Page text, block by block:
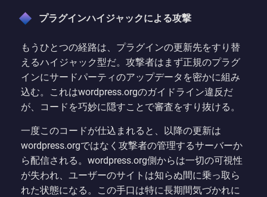
プラグインハイジャックによる攻撃
もうひとつの経路は、プラグインの更新先をすり替
えるハイジャック型だ。攻撃者はまず正規のプラグ
インにサードパーティのアップデータを密かに組み
込む。これはwordpress.orgのガイドライン違反だ
が、コードを巧妙に隠すことで審査をすり抜ける。
一度このコードが仕込まれると、以降の更新は
wordpress.orgではなく攻撃者の管理するサーバーか
ら配信される。wordpress.org側からは一切の可視性
が失われ、ユーザーのサイトは知らぬ間に乗っ取ら
れた状態になる。この手口は特に長期間気づかれに